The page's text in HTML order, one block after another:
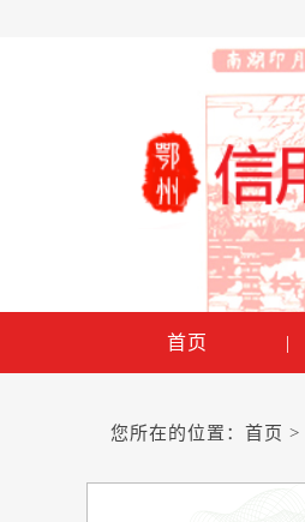
首页 |
您所在的位置： 首页 >